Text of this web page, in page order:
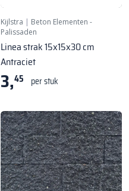
Kijlstra | Beton Elementen -
Palissaden
Linea strak 15x15x30 cm
Antraciet
3,45 per stuk